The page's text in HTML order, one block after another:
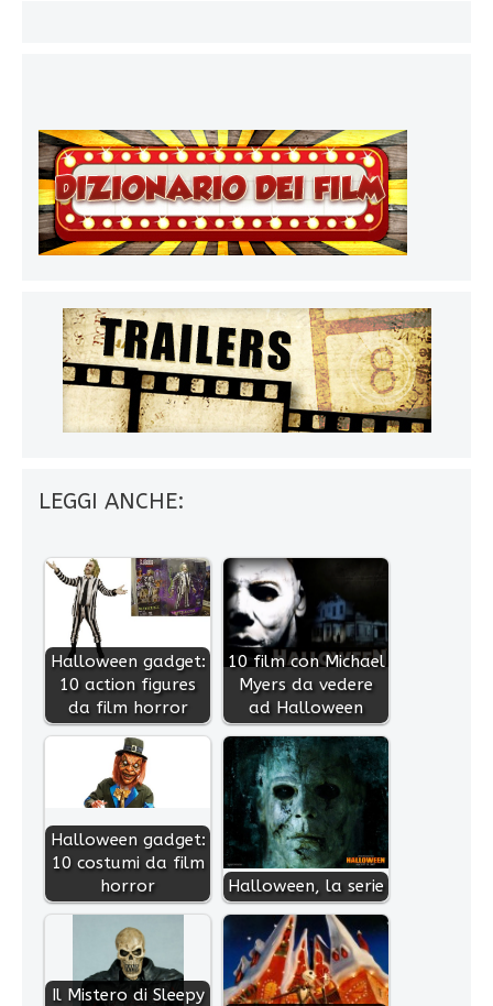
LEGGI ANCHE:
Halloween gadget:
10 action figures
da film horror
10 film con Michael
Myers da vedere
ad Halloween
Halloween gadget:
10 costumi da film
horror
Halloween, la serie
Il Mistero di Sleepy